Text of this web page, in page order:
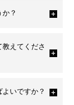
？
えてくださ
いですか？